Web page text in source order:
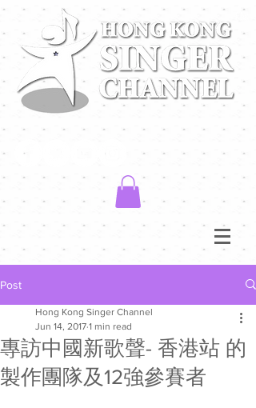
Post
專訪中國新歌聲- 香港站 的
製作團隊及12強參賽者
Hong Kong Singer Channel
Jun 14, 2017 1 min read